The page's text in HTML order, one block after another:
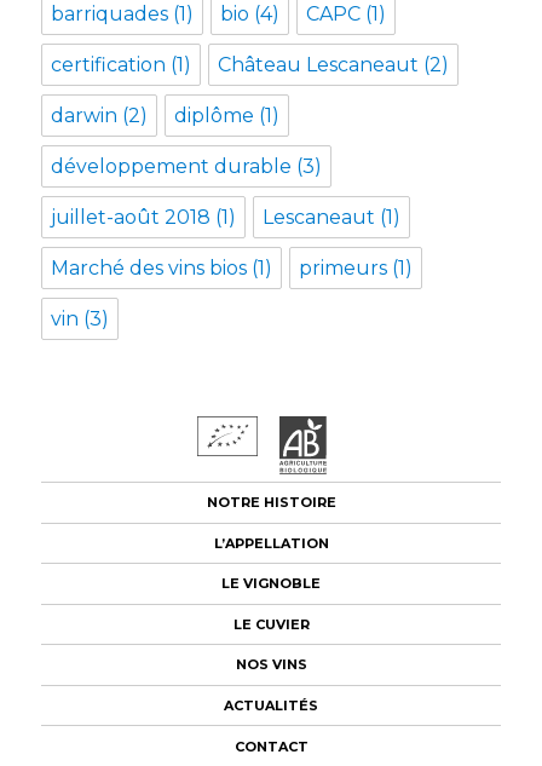
barriquades (1) bio (4) CAPC (1)
certification (1) Château Lescaneaut (2)
darwin (2) diplôme (1)
développement durable (3)
juillet-août 2018 (1) Lescaneaut (1)
Marché des vins bios (1) primeurs (1)
vin (3)
NOTRE HISTOIRE
L’APPELLATION
LE VIGNOBLE
LE CUVIER
NOS VINS
ACTUALITÉS
CONTACT